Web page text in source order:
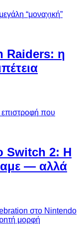
Raiders: η
Switch 2: Η
— αλλά